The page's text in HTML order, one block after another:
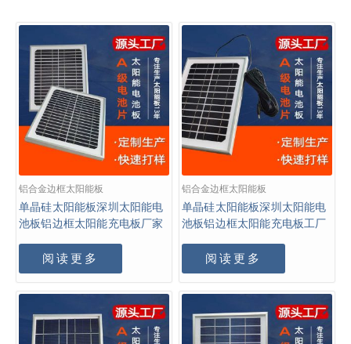
铝合金边框太阳能板
单晶硅太阳能板深圳太阳能电
池板铝边框太阳能充电板厂家
阅读更多
铝合金边框太阳能板
单晶硅太阳能板深圳太阳能电
池板铝边框太阳能充电板工厂
阅读更多